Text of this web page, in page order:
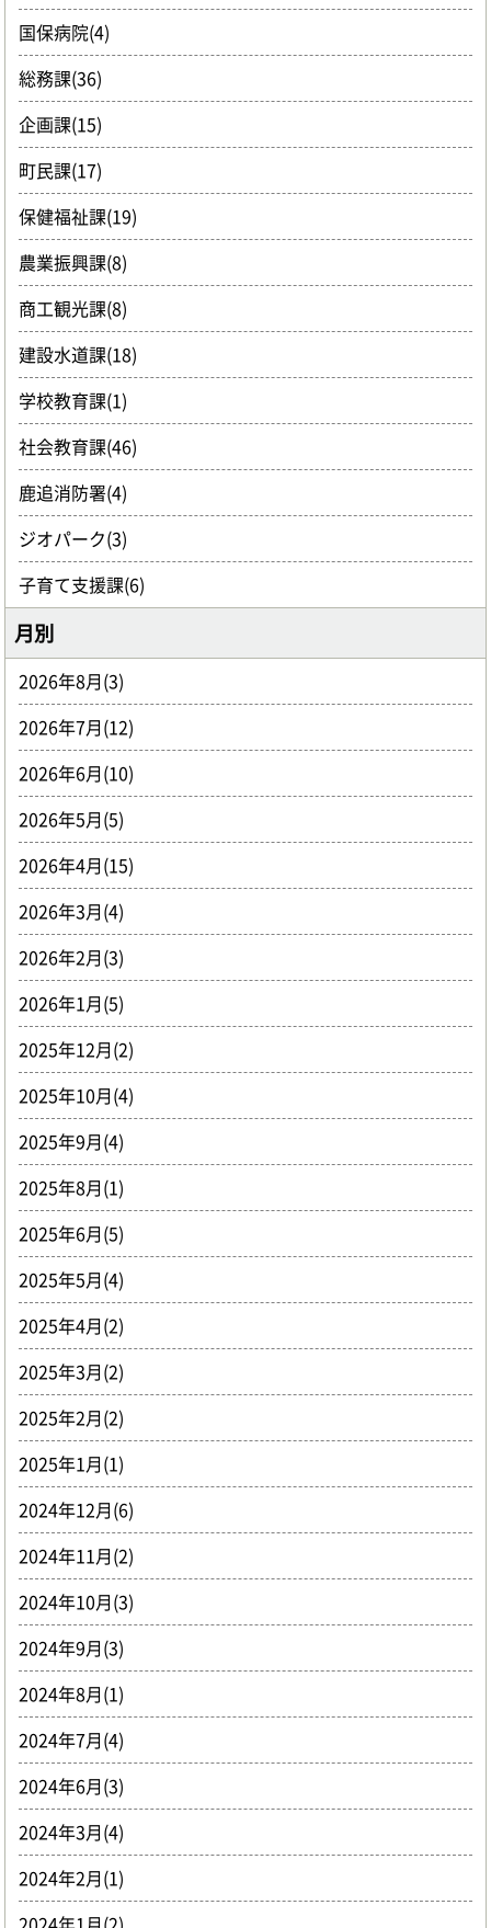
国保病院(4)
総務課(36)
企画課(15)
町民課(17)
保健福祉課(19)
農業振興課(8)
商工観光課(8)
建設水道課(18)
学校教育課(1)
社会教育課(46)
鹿追消防署(4)
ジオパーク(3)
子育て支援課(6)
月別
2026年8月(3)
2026年7月(12)
2026年6月(10)
2026年5月(5)
2026年4月(15)
2026年3月(4)
2026年2月(3)
2026年1月(5)
2025年12月(2)
2025年10月(4)
2025年9月(4)
2025年8月(1)
2025年6月(5)
2025年5月(4)
2025年4月(2)
2025年3月(2)
2025年2月(2)
2025年1月(1)
2024年12月(6)
2024年11月(2)
2024年10月(3)
2024年9月(3)
2024年8月(1)
2024年7月(4)
2024年6月(3)
2024年3月(4)
2024年2月(1)